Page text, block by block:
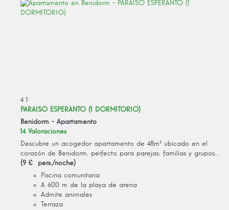
4 1
PARAISO ESPERANTO (1 DORMITORIO)
Benidorm - Apartamento
14 Valoraciones
Descubre un acogedor apartamento de 48m² ubicado en el
corazón de Benidorm, perfecto para parejas, familias y grupos...
(9 € pers./noche)
Piscina comunitaria
A 600 m de la playa de arena
Admite animales
Terraza